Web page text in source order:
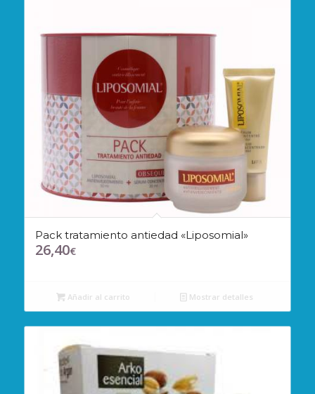
Pack tratamiento antiedad «Liposomial»
26,40€
Añadir al carrito Mostrar detalles